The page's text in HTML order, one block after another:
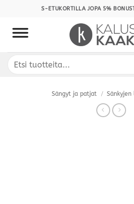
content
S-ETUKORTILLA JOPA 5%
Etsi:
Sängyt ja patjat /